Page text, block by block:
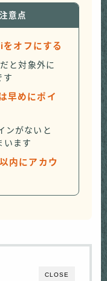
意点
オフにする
と対象外に
す
早めにポイ
ンがないと
います
内にアカウ
CLOSE